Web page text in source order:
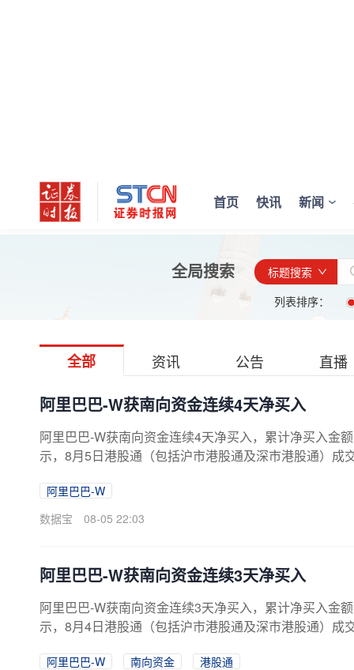
首页 快讯 新闻
全局搜索
标题搜索
列表排序：
全部 资讯 公告 直播
阿里巴巴-W获南向资金连续4天净买入
阿里巴巴-W获南向资金连续4天净买入，累计净买入金
示，8月5日港股通（包括沪市港股通及深市港股通）
阿里巴巴-W
数据宝
08-05 22:03
阿里巴巴-W获南向资金连续3天净买入
阿里巴巴-W获南向资金连续3天净买入，累计净买入金
示，8月4日港股通（包括沪市港股通及深市港股通）
阿里巴巴-W 南向资金
港股通